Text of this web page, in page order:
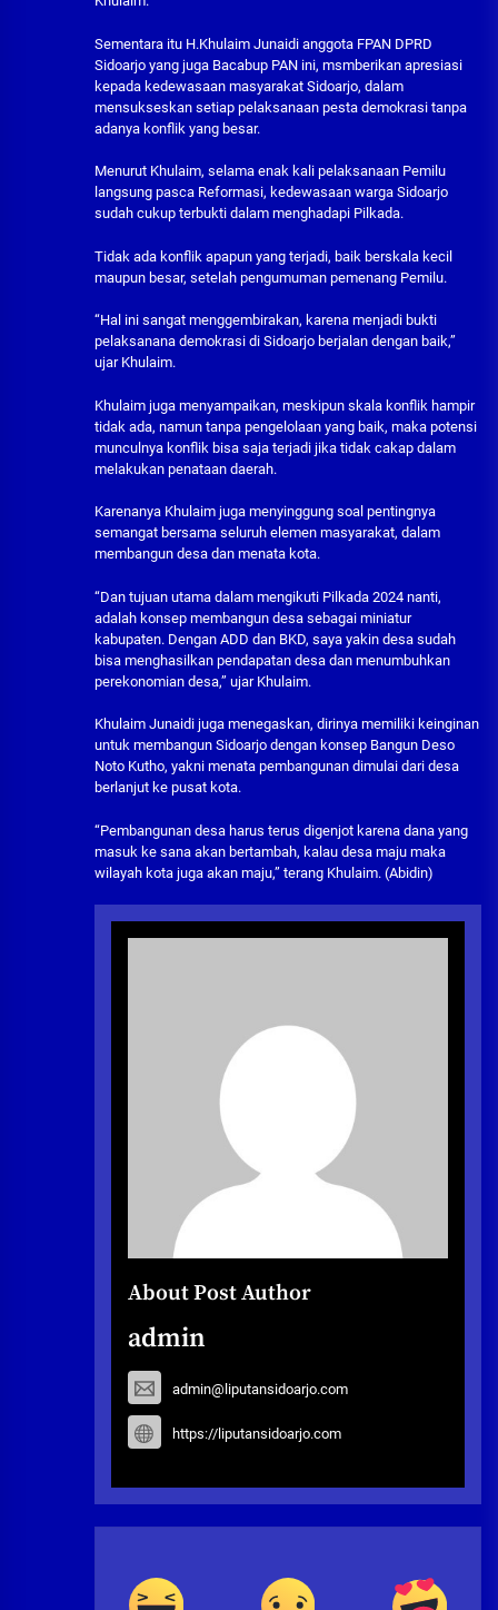
Sementara itu H.Khulaim Junaidi anggota FPAN DPRD
Sidoarjo yang juga Bacabup PAN ini, msmberikan apresiasi
kepada kedewasaan masyarakat Sidoarjo, dalam
mensukseskan setiap pelaksanaan pesta demokrasi tanpa
adanya konflik yang besar.
Menurut Khulaim, selama enak kali pelaksanaan Pemilu
langsung pasca Reformasi, kedewasaan warga Sidoarjo
sudah cukup terbukti dalam menghadapi Pilkada.
Tidak ada konflik apapun yang terjadi, baik berskala kecil
maupun besar, setelah pengumuman pemenang Pemilu.
“Hal ini sangat menggembirakan, karena menjadi bukti
pelaksanana demokrasi di Sidoarjo berjalan dengan baik,”
ujar Khulaim.
Khulaim juga menyampaikan, meskipun skala konflik hampir
tidak ada, namun tanpa pengelolaan yang baik, maka potensi
munculnya konflik bisa saja terjadi jika tidak cakap dalam
melakukan penataan daerah.
Karenanya Khulaim juga menyinggung soal pentingnya
semangat bersama seluruh elemen masyarakat, dalam
membangun desa dan menata kota.
“Dan tujuan utama dalam mengikuti Pilkada 2024 nanti,
adalah konsep membangun desa sebagai miniatur
kabupaten. Dengan ADD dan BKD, saya yakin desa sudah
bisa menghasilkan pendapatan desa dan menumbuhkan
perekonomian desa,” ujar Khulaim.
Khulaim Junaidi juga menegaskan, dirinya memiliki keinginan
untuk membangun Sidoarjo dengan konsep Bangun Deso
Noto Kutho, yakni menata pembangunan dimulai dari desa
berlanjut ke pusat kota.
“Pembangunan desa harus terus digenjot karena dana yang
masuk ke sana akan bertambah, kalau desa maju maka
wilayah kota juga akan maju,” terang Khulaim. (Abidin)
About Post Author
admin
admin@liputansidoarjo.com
https://liputansidoarjo.com